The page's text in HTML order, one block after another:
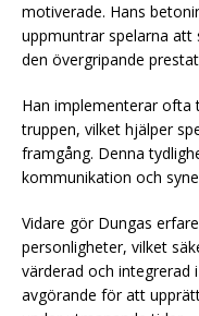
motiverade. Hans
uppmuntrar spelarna
den övergripande
Han implementerar ofta
truppen, vilket hjälper
framgång. Denna
kommunikation och
Vidare gör Dungas
personligheter, vilket
värderad och integrerad
avgörande för att